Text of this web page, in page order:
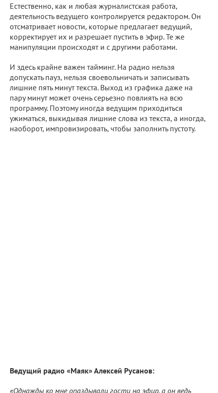
Естественно, как и любая журналистская работа,
деятельность ведущего контролируется редактором. Он
отсматривает новости, которые предлагает ведущий,
корректирует их и разрешает пустить в эфир. Те же
манипуляции происходят и с другими работами.
И здесь крайне важен тайминг. На радио нельзя
допускать пауз, нельзя своевольничать и записывать
лишние пять минут текста. Выход из графика даже на
пару минут может очень серьезно повлиять на всю
программу. Поэтому иногда ведущим приходиться
ужиматься, выкидывая лишние слова из текста, а иногда,
наоборот, импровизировать, чтобы заполнить пустоту.
Ведущий радио «Маяк» Алексей Русанов:
«Однажды ко мне опаздывали гости на эфир, а он ведь